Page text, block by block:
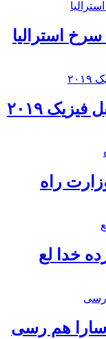
استرالیا
۲۰۱۹
راه
خدا لع
هم رسی